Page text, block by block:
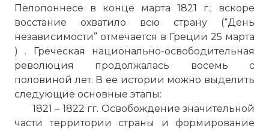
Пелопоннесе в конце марта 1821 г.; вскоре
восстание охватило всю страну (“День
независимости” отмечается в Греции 25 марта
) . Греческая национально-освободительная
революция продолжалась восемь с
половиной лет. В ее истории можно выделить
следующие основные этапы:
1821 – 1822 гг. Освобождение значительной
части территории страны и формирование